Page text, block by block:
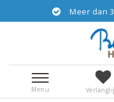
Meer dan 35
Menu